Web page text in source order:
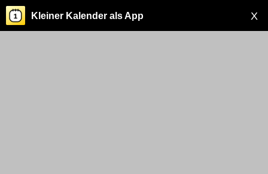
X
Kleiner Kalender als App